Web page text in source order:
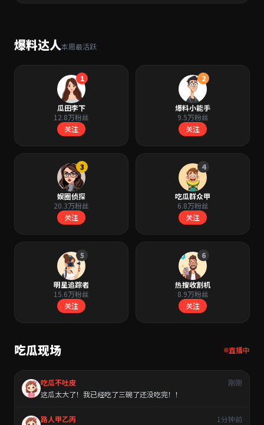
爆料达人本周最活跃
1
瓜田李下
12.8万粉丝
关注
2
爆料小能手
9.5万粉丝
关注
3
娱圈侦探
20.3万粉丝
关注
4
吃瓜群众甲
6.8万粉丝
关注
5
明星追踪者
15.6万粉丝
关注
6
热搜收割机
8.9万粉丝
关注
吃瓜现场 直播中
吃瓜不吐皮
刚刚
这瓜太大了！我已经吃了三碗了还没吃完！！
路人甲乙丙
1分钟前